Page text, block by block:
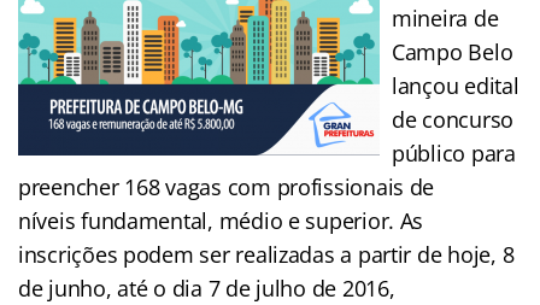
mineira de
Campo Belo
lançou edital
de concurso
público para
preencher 168 vagas com profissionais de
níveis fundamental, médio e superior. As
inscrições podem ser realizadas a partir de hoje, 8
de junho, até o dia 7 de julho de 2016,